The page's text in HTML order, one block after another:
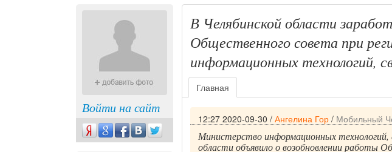
Войти на сайт
В Челябинской области
Общественного совета при
информационных технологий,
Главная
12:27 2020-09-30 / Ангелина Гор / Мобильный
Министерство информационных технологий,
области объявило о возобновлении работы